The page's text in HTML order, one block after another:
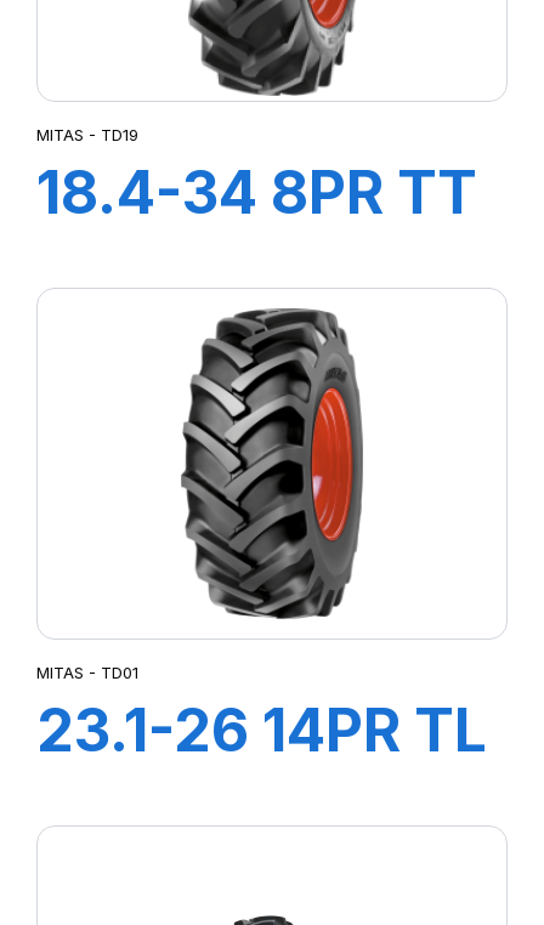
MITAS - TD19
18.4-34 8PR TT
MITAS - TD01
23.1-26 14PR TL